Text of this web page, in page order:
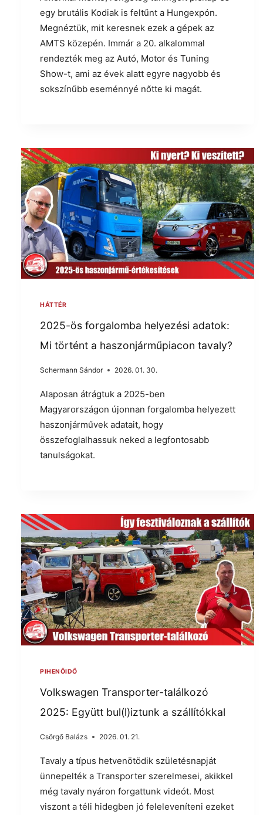
egy brutális Kodiak is feltűnt a Hungexpón.
Megnéztük, mit keresnek ezek a gépek az
AMTS közepén. Immár a 20. alkalommal
rendezték meg az Autó, Motor és Tuning
Show-t, ami az évek alatt egyre nagyobb és
sokszínűbb eseménnyé nőtte ki magát.
HÁTTÉR
2025-ös forgalomba helyezési adatok:
Mi történt a haszonjárműpiacon tavaly?
Schermann Sándor 2026. 01. 30.
Alaposan átrágtuk a 2025-ben
Magyarországon újonnan forgalomba helyezett
haszonjárművek adatait, hogy
összefoglalhassuk neked a legfontosabb
tanulságokat.
PIHENŐIDŐ
Volkswagen Transporter-találkozó
2025: Együtt bul(l)iztunk a szállítókkal
Csörgő Balázs 2026. 01. 21.
Tavaly a típus hetvenötödik születésnapját
ünnepelték a Transporter szerelmesei, akikkel
még tavaly nyáron forgattunk videót. Most
viszont a téli hidegben jó feleleveníteni ezeket